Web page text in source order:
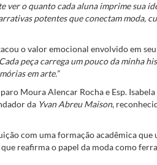
ver o quanto cada aluna imprime sua
potentes que conectam moda,
o valor emocional envolvido em
peça carrega um pouco da minha
em arte.”
Moura Alencar Rocha e Esp.
da Yvan Abreu Maison,
com uma formação acadêmica que
reafirma o papel da moda como